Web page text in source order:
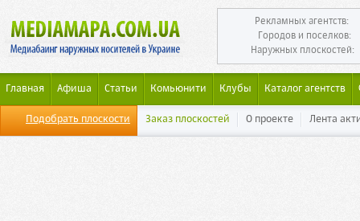
Рекламных агентств:
Городов и поселков:
Наружных плоскостей:
Главная Афиша Статьи Комьюнити Клубы Каталог агентств
Подобрать плоскости Заказ плоскостей О проекте Лента